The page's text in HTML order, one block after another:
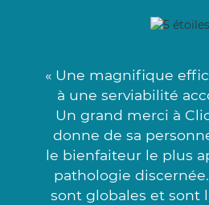
« Une magnifique
à une serviabilité
Un grand merci à
donne de sa
le bienfaiteur le plus
pathologie
sont globales et sont